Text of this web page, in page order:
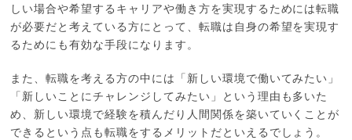
しい場合や希望するキャリアや働き方を実現するためには転職
が必要だと考えている方にとって、転職は自身の希望を実現す
るためにも有効な手段になります。
また、転職を考える方の中には「新しい環境で働いてみたい」
「新しいことにチャレンジしてみたい」という理由も多いた
め、新しい環境で経験を積んだり人間関係を築いていくことが
できるという点も転職をするメリットだといえるでしょう。